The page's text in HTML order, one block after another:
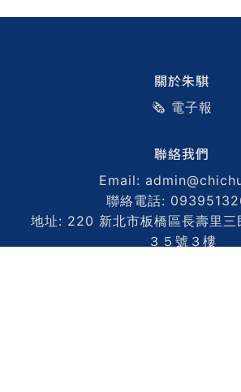
關於朱騏
🗞️ 電子報
聯絡我們
Email:
聯絡電話:
地址: 220 新北市板橋區長壽里三
３５號３樓